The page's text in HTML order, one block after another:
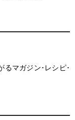
るマガジン･レシピ･